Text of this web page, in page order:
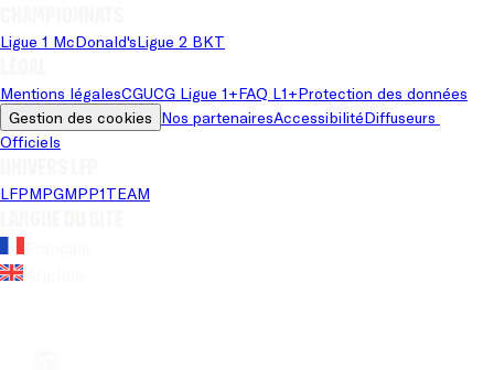
Ligue 1 McDonald'sLigue 2 BKT
Mentions légalesCGUCG Ligue 1+FAQ L1+Protection des données
Gestion des cookies Nos partenairesAccessibilitéDiffuseurs
Officiels
LFPMPGMPP1TEAM